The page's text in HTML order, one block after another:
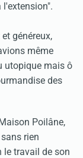
généreux,
même
utopique mais ô
des
Poilâne,
rien
le travail de son